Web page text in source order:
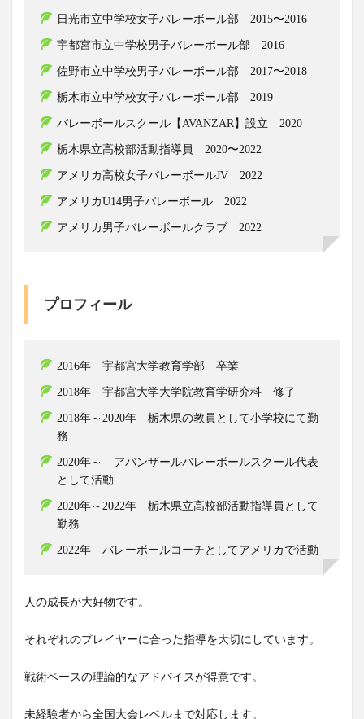
日光市立中学校女子バレーボール部 2015〜2016
宇都宮市立中学校男子バレーボール部 2016
佐野市立中学校男子バレーボール部 2017〜2018
栃木市立中学校女子バレーボール部 2019
バレーボールスクール【AVANZAR】設立 2020
栃木県立高校部活動指導員 2020〜2022
アメリカ高校女子バレーボールJV 2022
アメリカU14男子バレーボール 2022
アメリカ男子バレーボールクラブ 2022
プロフィール
2016年 宇都宮大学教育学部 卒業
2018年 宇都宮大学大学院教育学研究科 修了
2018年～2020年 栃木県の教員として小学校にて勤
務
2020年～ アバンザールバレーボールスクール代表
として活動
2020年～2022年 栃木県立高校部活動指導員として
勤務
2022年 バレーボールコーチとしてアメリカで活動
人の成長が大好物です。
それぞれのプレイヤーに合った指導を大切にしています。
戦術ベースの理論的なアドバイスが得意です。
未経験者から全国大会レベルまで対応します。